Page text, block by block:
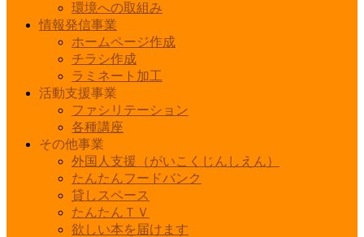
環境への取組み
情報発信事業
ホームページ作成
チラシ作成
ラミネート加工
活動支援事業
ファシリテーション
各種講座
その他事業
外国人支援（がいこくじんしえん）
たんたんフードバンク
貸しスペース
たんたんＴＶ
欲しい本を届けます